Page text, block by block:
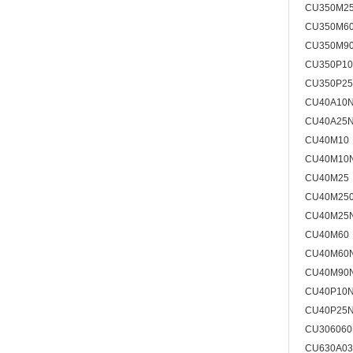
CU40A10N
CU40A25N
CU40M10
CU40M25
CU40M60
CU40P10N
CU40P25N